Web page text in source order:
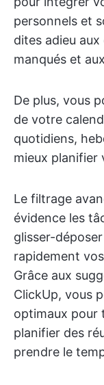
personnels et
dites adieu
manqués et
De plus, vous
de votre
quotidiens,
mieux planifier
Le filtrage
évidence les
glisser-
rapidement
Grâce aux
ClickUp, vous
optimaux pour
planifier des
prendre le